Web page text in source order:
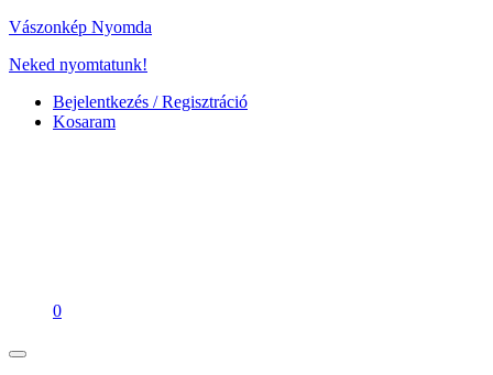
Vászonkép Nyomda
Neked nyomtatunk!
Bejelentkezés / Regisztráció
Kosaram
0